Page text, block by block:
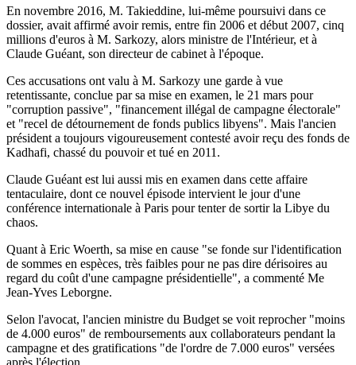
En novembre 2016, M. Takieddine, lui-même poursuivi dans ce
dossier, avait affirmé avoir remis, entre fin 2006 et début 2007, cinq
millions d'euros à M. Sarkozy, alors ministre de l'Intérieur, et à
Claude Guéant, son directeur de cabinet à l'époque.
Ces accusations ont valu à M. Sarkozy une garde à vue
retentissante, conclue par sa mise en examen, le 21 mars pour
"corruption passive", "financement illégal de campagne électorale"
et "recel de détournement de fonds publics libyens". Mais l'ancien
président a toujours vigoureusement contesté avoir reçu des fonds de
Kadhafi, chassé du pouvoir et tué en 2011.
Claude Guéant est lui aussi mis en examen dans cette affaire
tentaculaire, dont ce nouvel épisode intervient le jour d'une
conférence internationale à Paris pour tenter de sortir la Libye du
chaos.
Quant à Eric Woerth, sa mise en cause "se fonde sur l'identification
de sommes en espèces, très faibles pour ne pas dire dérisoires au
regard du coût d'une campagne présidentielle", a commenté Me
Jean-Yves Leborgne.
Selon l'avocat, l'ancien ministre du Budget se voit reprocher "moins
de 4.000 euros" de remboursements aux collaborateurs pendant la
campagne et des gratifications "de l'ordre de 7.000 euros" versées
après l'élection.